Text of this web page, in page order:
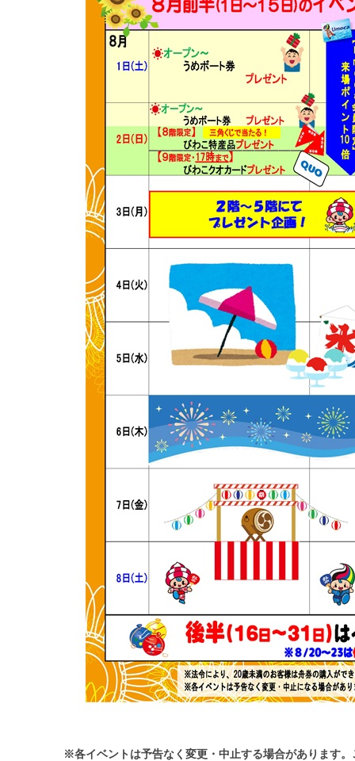
※各イベントは予告なく変更・中止する場合があります